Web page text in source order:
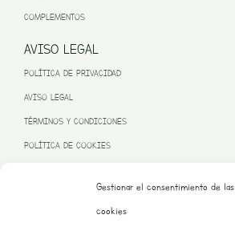
Gestionar el consentimiento de las
cookies
COMPLEMENTOS
AVISO LEGAL
POLÍTICA DE PRIVACIDAD
AVISO LEGAL
TÉRMINOS Y CONDICIONES
POLÍTICA DE COOKIES